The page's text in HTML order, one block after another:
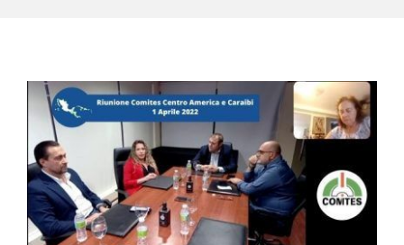
Documenti
Galleria fotografica
Sportello Comites